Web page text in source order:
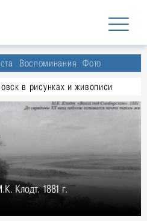
Воспоминания Фото
в рисунках и живописи
Клодт. 1881 г.